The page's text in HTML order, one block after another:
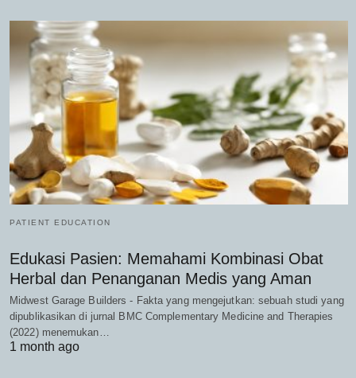
PATIENT EDUCATION
Edukasi Pasien: Memahami Kombinasi Obat
Herbal dan Penanganan Medis yang Aman
Midwest Garage Builders - Fakta yang mengejutkan: sebuah studi yang
dipublikasikan di jurnal BMC Complementary Medicine and Therapies
(2022) menemukan…
1 month ago